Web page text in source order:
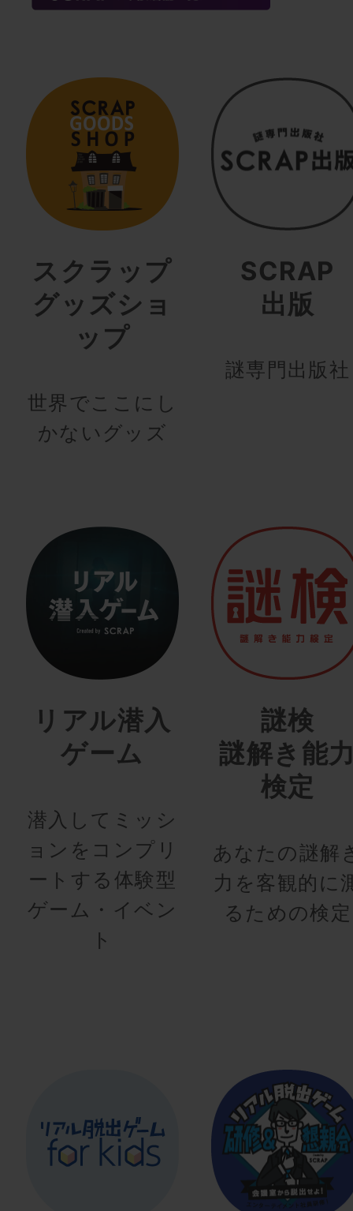
スクラップ
グッズショ
ップ
世界でここにし
かないグッズ
SCRAP
出版
謎専門出版社
リアル潜入
ゲーム
潜入してミッシ
ョンをコンプリ
ートする体験型
ゲーム・イベン
ト
謎検
謎解き能
検定
あなたの謎解
力を客観的に
るための検定